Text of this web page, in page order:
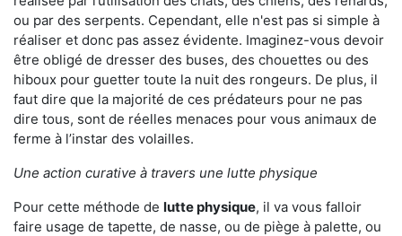
ou par des serpents. Cependant, elle n'est pas si simple à
réaliser et donc pas assez évidente. Imaginez-vous devoir
être obligé de dresser des buses, des chouettes ou des
hiboux pour guetter toute la nuit des rongeurs. De plus, il
faut dire que la majorité de ces prédateurs pour ne pas
dire tous, sont de réelles menaces pour vous animaux de
ferme à l’instar des volailles.
Une action curative à travers une lutte physique
Pour cette méthode de lutte physique, il va vous falloir
faire usage de tapette, de nasse, ou de piège à palette, ou